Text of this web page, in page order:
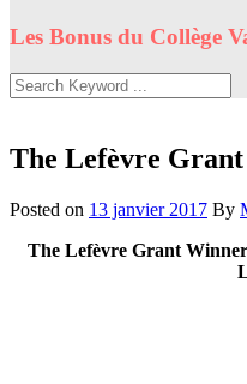
Les Bonus du Collège
The Lefèvre
Posted on 13 janvier 2017 By
The Lefèvre Grant